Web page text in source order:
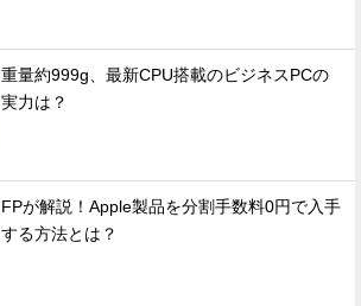
重量約999g、最新CPU搭載のビジネスPCの
実力は？
FPが解説！Apple製品を分割手数料0円で入手
する方法とは？